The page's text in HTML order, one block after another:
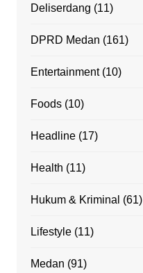
Deliserdang (11)
DPRD Medan (161)
Entertainment(10)
Foods(10)
Headline(17)
Health (11)
Hukum & Kriminal (61)
Lifestyle(11)
Medan (91)